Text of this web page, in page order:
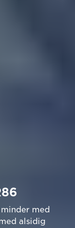
med
alsidig